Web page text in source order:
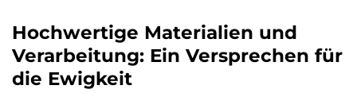
Hochwertige Materialien und
Verarbeitung: Ein Versprechen für
die Ewigkeit